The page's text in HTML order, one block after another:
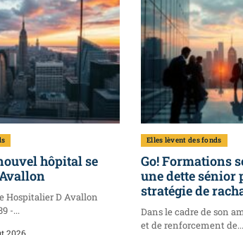
hôpital se
Hospitalier D Avallon
-...
Elles lèvent des fonds
Go! Formations
une dette sénior
stratégie de
Dans le cadre de son
et de renforcement de...